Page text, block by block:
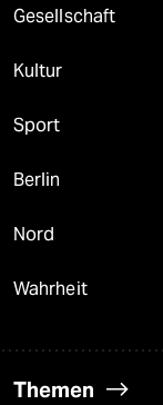
Gesellschaft
Kultur
Sport
Berlin
Nord
Wahrheit
Themen